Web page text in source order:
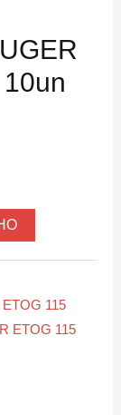
115
ETOG 115